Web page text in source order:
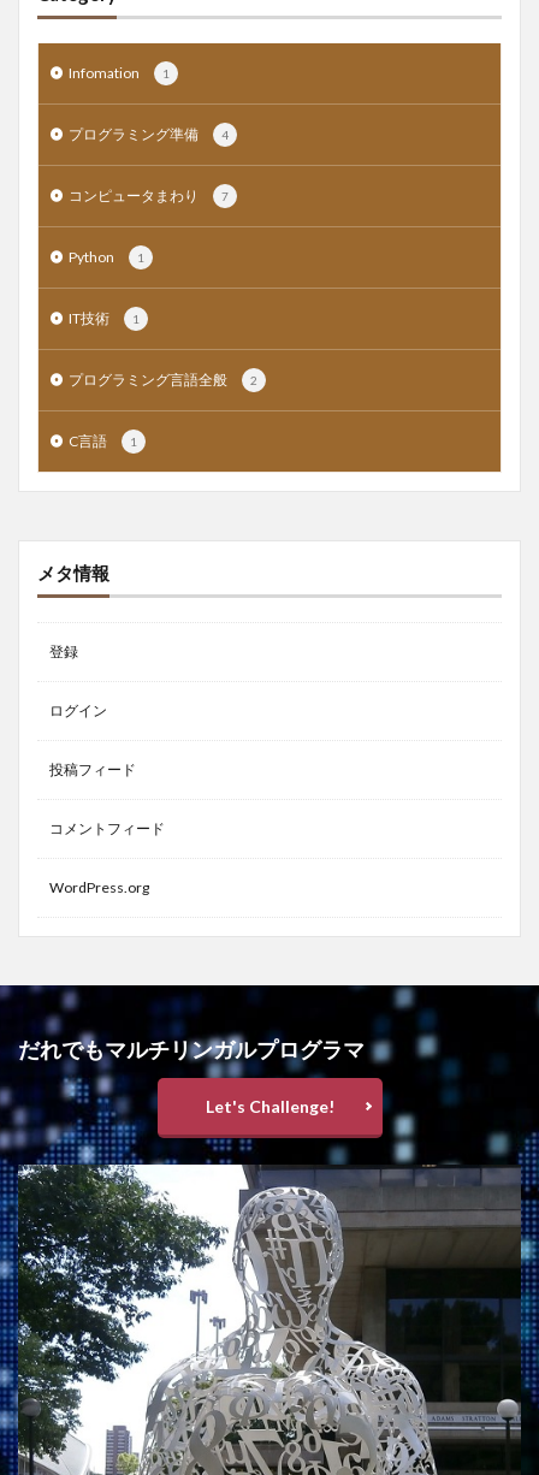
Infomation 1
プログラミング準備 4
コンピュータまわり 7
Python 1
IT技術 1
プログラミング言語全般 2
C言語 1
メタ情報
登録
ログイン
投稿フィード
コメントフィード
WordPress.org
だれでもマルチリンガルプログラマ
Let's Challenge!